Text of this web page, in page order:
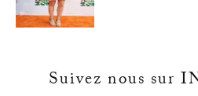
Suivez nous sur